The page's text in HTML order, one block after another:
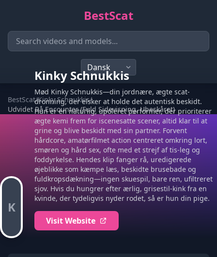
BestScat
BestScat/Kinky Schnukkis/
Udvidet Rå Encounter (Fuld Sidevisning, Ubeskåret)
K
Kinky Schnukkis
Mød Kinky Schnukkis—din jordnære, ægte scat-
dronning, der elsker at holde det autentisk beskidt.
Hun er en naturlig, upoleret performer, der prioriterer
ægte kemi frem for iscenesatte scener, altid klar til at
grine og blive beskidt med sin partner. Forvent
hårdcore, amatørfilmet action centreret omkring lort,
smøren og hård sex, ofte med et strejf af tis-leg og
foddyrkelse. Hendes klip fanger rå, uredigerede
øjeblikke som kæmpe læs, beskidte brusebade og
fuldkropsdækning—ingen skuespil, bare ren, ufiltreret
sjov. Hvis du hungrer efter ærlig, grisestil-kink fra en
kvinde, der tydeligvis nyder rodet, så er hun din pige.
Visit Website